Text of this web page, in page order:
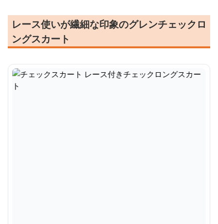
レース使いが繊細な印象のグレンチェックロ
ングスカート